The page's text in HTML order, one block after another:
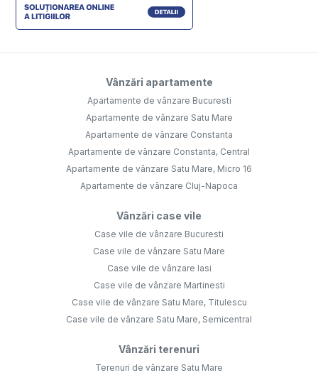
Vânzări apartamente
Apartamente de vânzare Bucuresti
Apartamente de vânzare Satu Mare
Apartamente de vânzare Constanta
Apartamente de vânzare Constanta, Central
Apartamente de vânzare Satu Mare, Micro 16
Apartamente de vânzare Cluj-Napoca
Vânzări case vile
Case vile de vânzare Bucuresti
Case vile de vânzare Satu Mare
Case vile de vânzare Iasi
Case vile de vânzare Martinesti
Case vile de vânzare Satu Mare, Titulescu
Case vile de vânzare Satu Mare, Semicentral
Vânzări terenuri
Terenuri de vânzare Satu Mare